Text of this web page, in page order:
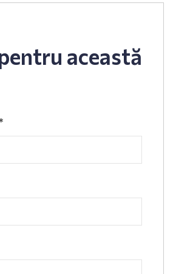
această